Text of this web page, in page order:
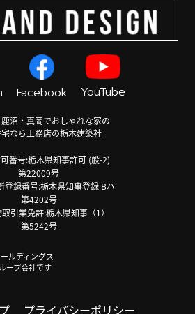
Facebook YouTube
沼・真岡でおしゃれな家の
なら工務店の栃木建築社
番号:栃木県知事許可 (般-2)
第22009号
登録番号:栃木県知事登録 Bハ
第4202号
引業免許:栃木県知事（1）
第5242号
ルディングス
ープ会社です
プライバシーポリシー